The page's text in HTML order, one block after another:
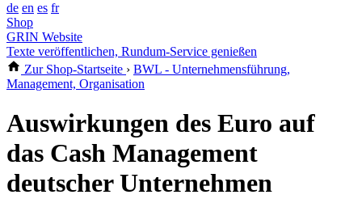
de en es fr
Shop
GRIN Website
Texte veröffentlichen, Rundum-Service genießen
Zur Shop-Startseite › BWL - Unternehmensführung,
Management, Organisation
Auswirkungen des Euro auf
das Cash Management
deutscher Unternehmen